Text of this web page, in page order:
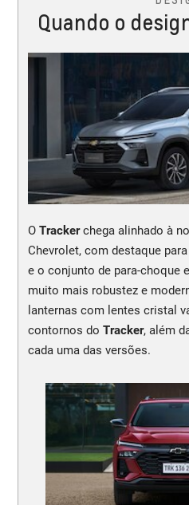
Quando o
O Trackerchega alinhado à
Chevrolet, com destaque
e o conjunto de para-choque
muito mais robustez e
lanternas com lentes cristal
contornos do Tracker, além
cada uma das versões.